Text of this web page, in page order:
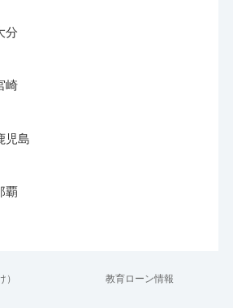
分
崎
児島
覇
教育ローン情報